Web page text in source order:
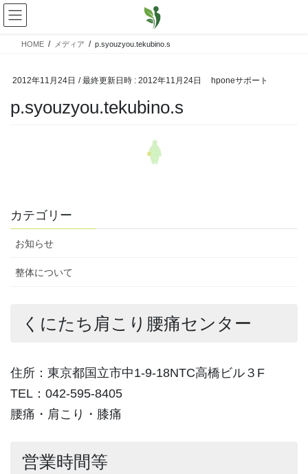
コ
ン
ナ
ビ
HOME メディア p.syouzyou.tekubino.s
2012年11月24日 / 最終更新日時 : 2012年11月24日 hponeサポート
p.syouzyou.tekubino.s
カテゴリー
お知らせ
整体について
くにたち肩こり腰痛センター
住所：東京都国立市中1-9-18NTC高橋ビル３F
TEL：042-595-8405
腰痛・肩こり・膝痛
営業時間等